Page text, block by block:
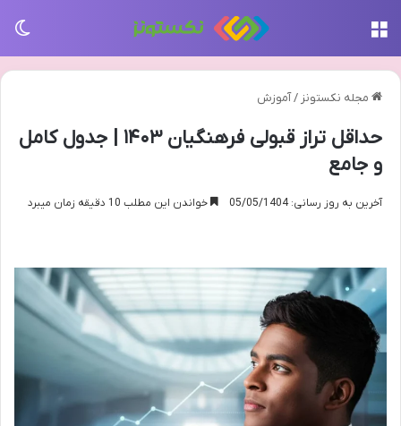
مجله نکستونز /آموزش
حداقل تراز قبولی فرهنگیان ۱۴۰۳ | جدول کامل
و جامع
آخرین به روز رسانی: 05/05/1404 خواندن این مطلب 10 دقیقه زمان میبرد